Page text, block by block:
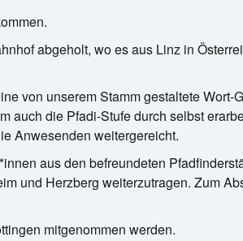
abgeholt, wo es aus Linz in
von unserem Stamm gestaltete Wort-
auch die Pfadi-Stufe durch selbst
Anwesenden weitergereicht.
aus den befreundeten
und Herzberg weiterzutragen. Zum
mitgenommen werden.